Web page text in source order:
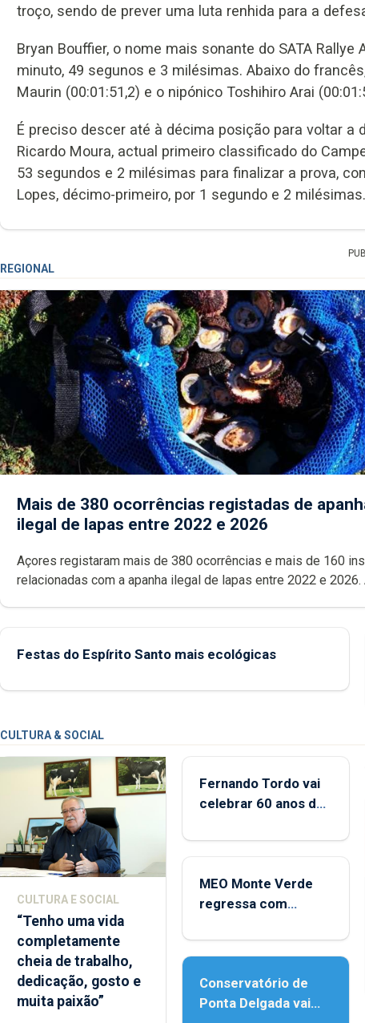
troço, sendo de prever uma luta renhida para a
Bryan Bouffier, o nome mais sonante do SATA
minuto, 49 segunos e 3 milésimas. Abaixo do
Maurin (00:01:51,2) e o nipónico Toshihiro Arai
É preciso descer até à décima posição para voltar
Ricardo Moura, actual primeiro classificado do
53 segundos e 2 milésimas para finalizar a prova,
Lopes, décimo-primeiro, por 1 segundo e 2 milésimas.
PUB
REGIONAL
Mais de 380 ocorrências registadas de
ilegal de lapas entre 2022 e 2026
Açores registaram mais de 380 ocorrências e mais de 160 inspeções
relacionadas com a apanha ilegal de lapas entre 2022 e 2026. A ilha
Festas do Espírito Santo mais ecológicas
CULTURA & SOCIAL
CULTURA E SOCIAL
“Tenho uma vida
completamente
cheia de trabalho,
dedicação, gosto e
muita paixão”
Fernando Tordo vai
celebrar 60 anos de
Micaelense
MEO Monte Verde
regressa com
acessibilidade
Conservatório de
Ponta Delgada vai